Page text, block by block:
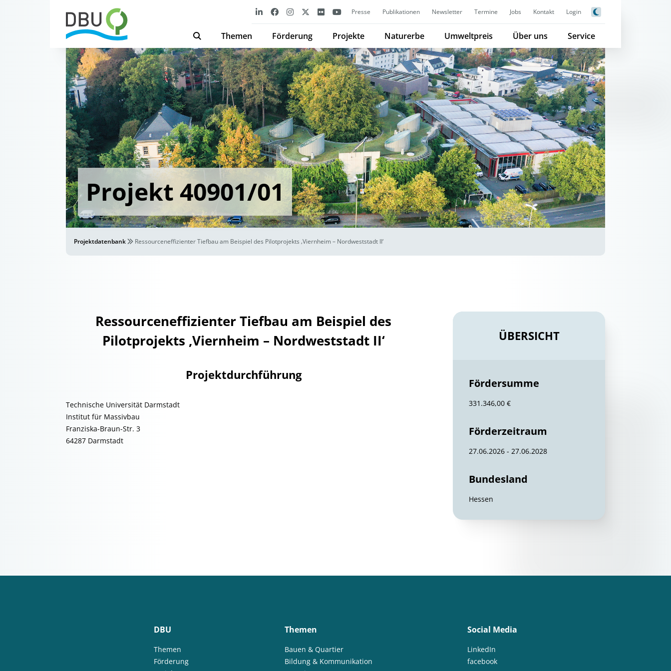
Presse Publikationen Newsletter Termine Jobs Kontakt Login
Themen Förderung Projekte Naturerbe Umweltpreis Über uns Service
Projekt 40901/01
Projektdatenbank Ressourceneffizienter Tiefbau am Beispiel des Pilotprojekts ‚Viernheim – Nordweststadt II‘
Ressourceneffizienter Tiefbau am Beispiel des
Pilotprojekts ‚Viernheim – Nordweststadt II‘
Projektdurchführung
Technische Universität Darmstadt
Institut für Massivbau
Franziska-Braun-Str. 3
64287 Darmstadt
ÜBERSICHT
Fördersumme
331.346,00 €
Förderzeitraum
27.06.2026 - 27.06.2028
Bundesland
Hessen
DBU
Themen
Förderung
Themen
Bauen & Quartier
Bildung & Kommunikation
Social Media
LinkedIn
facebook